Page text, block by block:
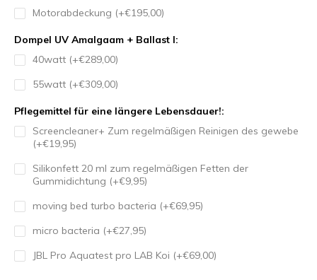
Motorabdeckung (+€195,00)
Dompel UV Amalgaam + Ballast I:
40watt (+€289,00)
55watt (+€309,00)
Pflegemittel für eine längere Lebensdauer!:
Screencleaner+ Zum regelmäßigen Reinigen des gewebe
(+€19,95)
Silikonfett 20 ml zum regelmäßigen Fetten der
Gummidichtung (+€9,95)
moving bed turbo bacteria (+€69,95)
micro bacteria (+€27,95)
JBL Pro Aquatest pro LAB Koi (+€69,00)